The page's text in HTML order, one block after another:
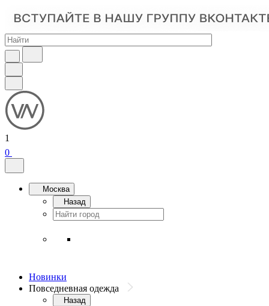
1
0
Москва
Назад
Новинки
Повседневная одежда
Назад